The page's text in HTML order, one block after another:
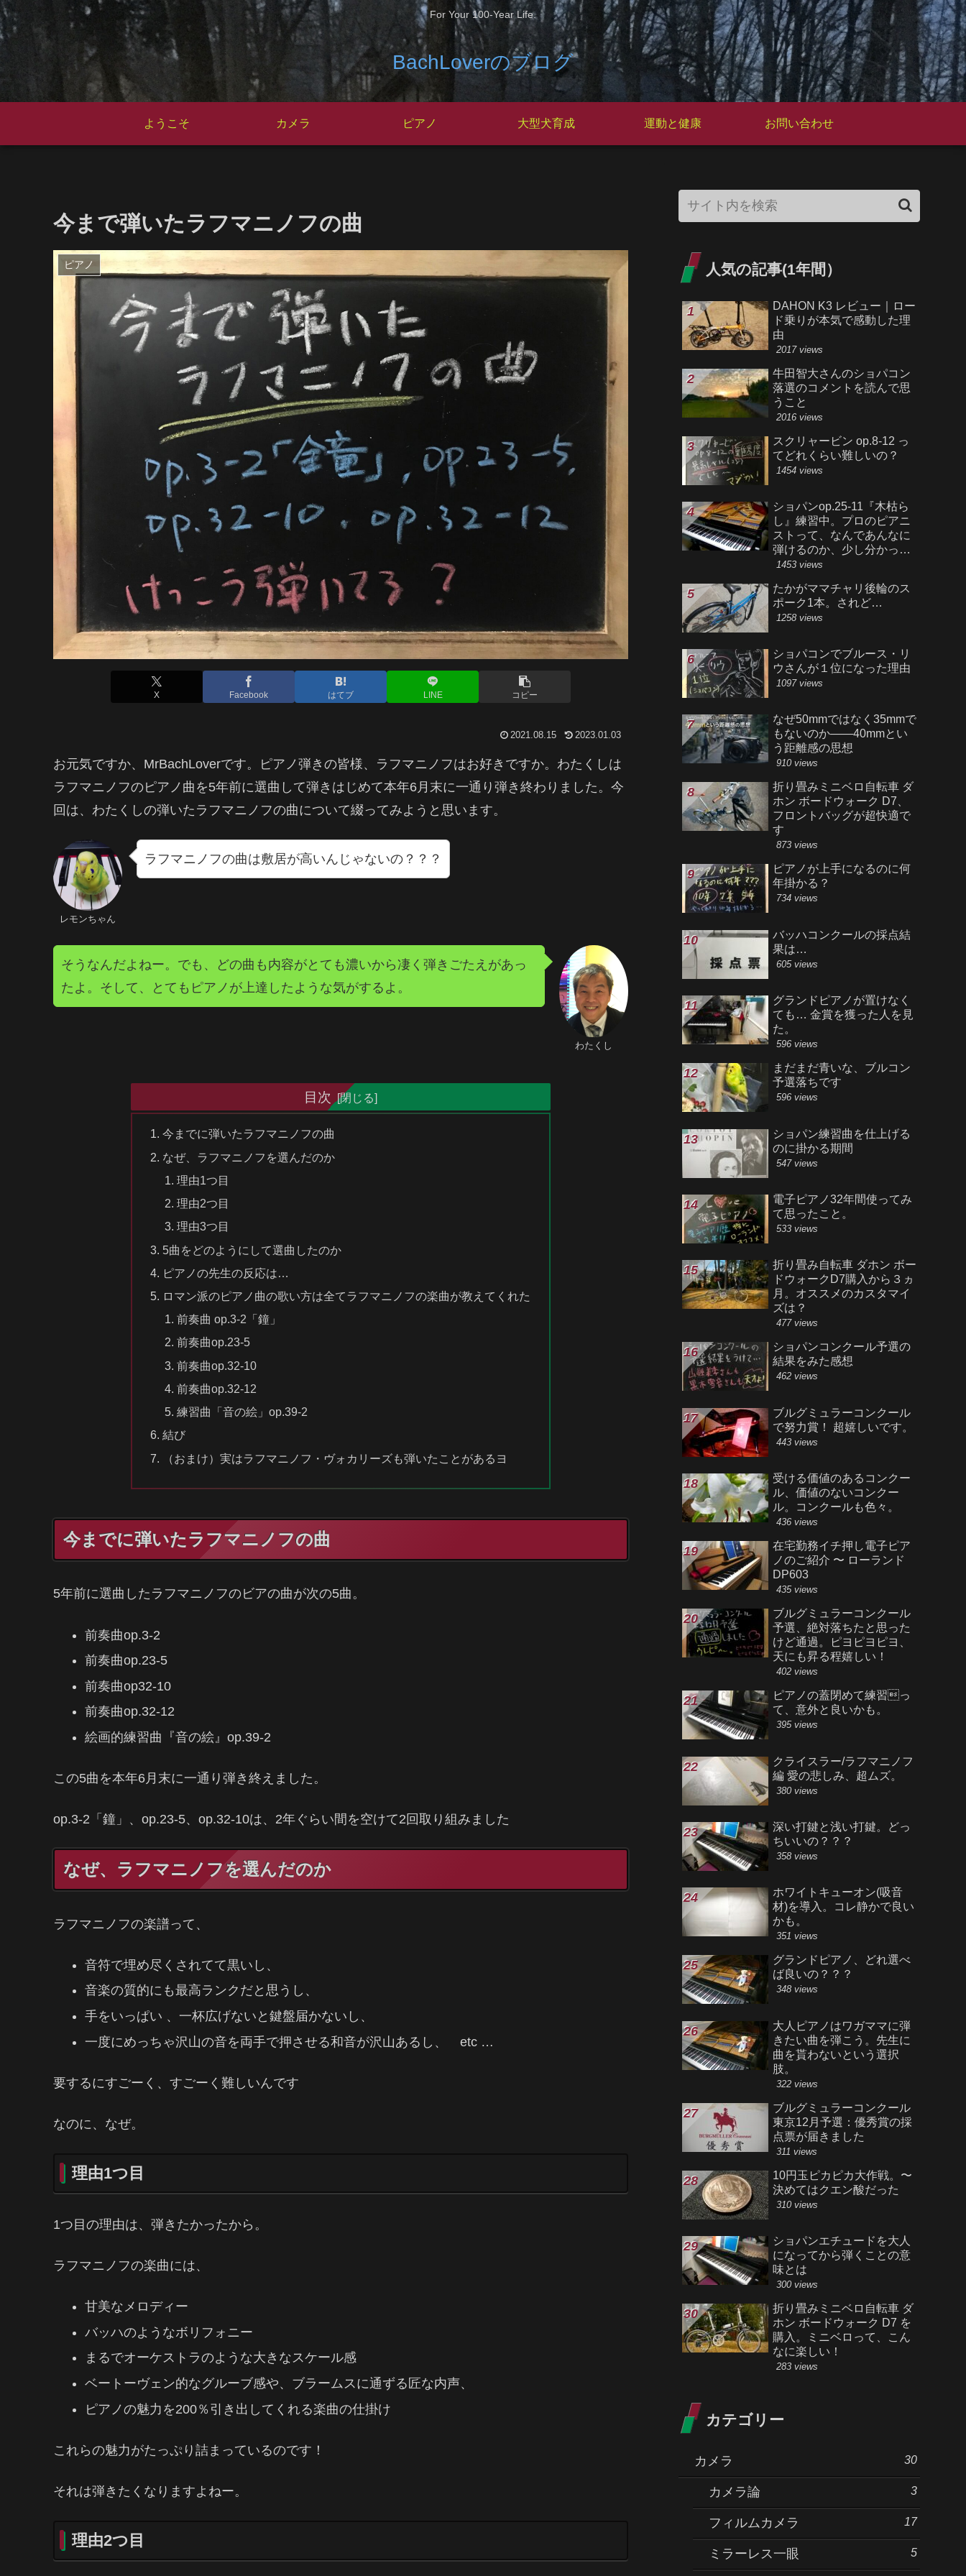
For Your 100-Year Life.
BachLoverのブログ
ようこそ カメラ ピアノ 大型犬育成 運動と健康 お問い合わせ
今まで弾いたラフマニノフの曲
ピアノ
X Facebook はてブ LINE コピー
2021.08.15 2023.01.03
お元気ですか、MrBachLoverです。ピアノ弾きの皆様、ラフマニノフはお好きですか。わたくしは
ラフマニノフのピアノ曲を5年前に選曲して弾きはじめて本年6月末に一通り弾き終わりました。今
回は、わたくしの弾いたラフマニノフの曲について綴ってみようと思います。
レモンちゃん
ラフマニノフの曲は敷居が高いんじゃないの？？？
わたくし
そうなんだよねー。でも、どの曲も内容がとても濃いから凄く弾きごたえがあっ
たよ。そして、とてもピアノが上達したような気がするよ。
目次
今までに弾いたラフマニノフの曲
なぜ、ラフマニノフを選んだのか
理由1つ目
理由2つ目
理由3つ目
5曲をどのようにして選曲したのか
ピアノの先生の反応は…
ロマン派のピアノ曲の歌い方は全てラフマニノフの楽曲が教えてくれた
前奏曲 op.3-2「鐘」
前奏曲op.23-5
前奏曲op.32-10
前奏曲op.32-12
練習曲「音の絵」op.39-2
結び
（おまけ）実はラフマニノフ・ヴォカリーズも弾いたことがあるヨ
今までに弾いたラフマニノフの曲
5年前に選曲したラフマニノフのビアの曲が次の5曲。
前奏曲op.3-2
前奏曲op.23-5
前奏曲op32-10
前奏曲op.32-12
絵画的練習曲『音の絵』op.39-2
この5曲を本年6月末に一通り弾き終えました。
op.3-2「鐘」、op.23-5、op.32-10は、2年ぐらい間を空けて2回取り組みました
なぜ、ラフマニノフを選んだのか
ラフマニノフの楽譜って、
音符で埋め尽くされてて黒いし、
音楽の質的にも最高ランクだと思うし、
手をいっぱい 、一杯広げないと鍵盤届かないし、
一度にめっちゃ沢山の音を両手で押させる和音が沢山あるし、 etc …
要するにすごーく、すごーく難しいんです
なのに、なぜ。
理由1つ目
1つ目の理由は、弾きたかったから。
ラフマニノフの楽曲には、
甘美なメロディー
バッハのようなボリフォニー
まるでオーケストラのような大きなスケール感
ベートーヴェン的なグルーブ感や、ブラームスに通ずる匠な内声、
ピアノの魅力を200％引き出してくれる楽曲の仕掛け
これらの魅力がたっぷり詰まっているのです！
それは弾きたくなりますよねー。
理由2つ目
人気の記事(1年間）
DAHON K3 レビュー｜ロー
ド乗りが本気で感動した理
由
2017 views
牛田智大さんのショパコン
落選のコメントを読んで思
うこと
2016 views
スクリャービン op.8-12 っ
てどれくらい難しいの？
1454 views
ショパンop.25-11『木枯ら
し』練習中。プロのピアニ
ストって、なんであんなに
弾けるのか、少し分かった
気がする。
1453 views
たかがママチャリ後輪のス
ポーク1本。されど…
1258 views
ショパコンでブルース・リ
ウさんが１位になった理由
1097 views
なぜ50mmではなく35mmで
もないのか――40mmとい
う距離感の思想
910 views
折り畳みミニベロ自転車 ダ
ホン ボードウォーク D7、
フロントバッグが超快適で
す
873 views
ピアノが上手になるのに何
年掛かる？
734 views
バッハコンクールの採点結
果は…
605 views
グランドピアノが置けなく
ても… 金賞を獲った人を見
た。
596 views
まだまだ青いな、ブルコン
予選落ちです
596 views
ショパン練習曲を仕上げる
のに掛かる期間
547 views
電子ピアノ32年間使ってみ
て思ったこと。
533 views
折り畳み自転車 ダホン ボー
ドウォークD7購入から３ヵ
月。オススメのカスタマイ
ズは？
477 views
ショパンコンクール予選の
結果をみた感想
462 views
ブルグミュラーコンクール
で努力賞！ 超嬉しいです。
443 views
受ける価値のあるコンクー
ル、価値のないコンクー
ル。コンクールも色々。
436 views
在宅勤務イチ押し電子ピア
ノのご紹介 〜 ローランド
DP603
435 views
ブルグミュラーコンクール
予選、絶対落ちたと思った
けど通過。ピヨピヨピヨ、
天にも昇る程嬉しい！
402 views
ピアノの蓋閉めて練習っ
て、意外と良いかも。
395 views
クライスラー/ラフマニノフ
編 愛の悲しみ、超ムズ。
380 views
深い打鍵と浅い打鍵。どっ
ちいいの？？？
358 views
ホワイトキューオン(吸音
材)を導入。コレ静かで良い
かも。
351 views
グランドピアノ、どれ選べ
ば良いの？？？
348 views
大人ピアノはワガママに弾
きたい曲を弾こう。先生に
曲を貰わないという選択
肢。
322 views
ブルグミュラーコンクール
東京12月予選：優秀賞の採
点票が届きました
311 views
10円玉ピカピカ大作戦。〜
決めてはクエン酸だった
310 views
ショパンエチュードを大人
になってから弾くことの意
味とは
300 views
折り畳みミニベロ自転車 ダ
ホン ボードウォーク D7 を
購入。ミニベロって、こん
なに楽しい！
283 views
カテゴリー
カメラ 30
カメラ論 3
フィルムカメラ 17
ミラーレス一眼 5